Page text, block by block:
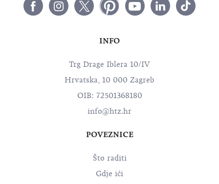
INFO
Trg Drage Iblera 10/IV
Hrvatska, 10 000 Zagreb
OIB: 72501368180
info@htz.hr
POVEZNICE
Što raditi
Gdje ići